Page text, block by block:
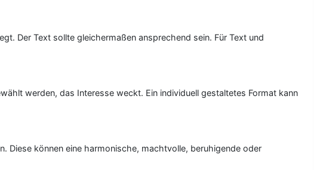
Der Text sollte gleichermaßen ansprechend sein. Für Text und
werden, das Interesse weckt. Ein individuell gestaltetes Format kann
Diese können eine harmonische, machtvolle, beruhigende oder